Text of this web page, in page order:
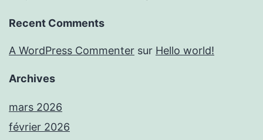
Recent Comments
A WordPress Commenter sur Hello world!
Archives
mars 2026
février 2026